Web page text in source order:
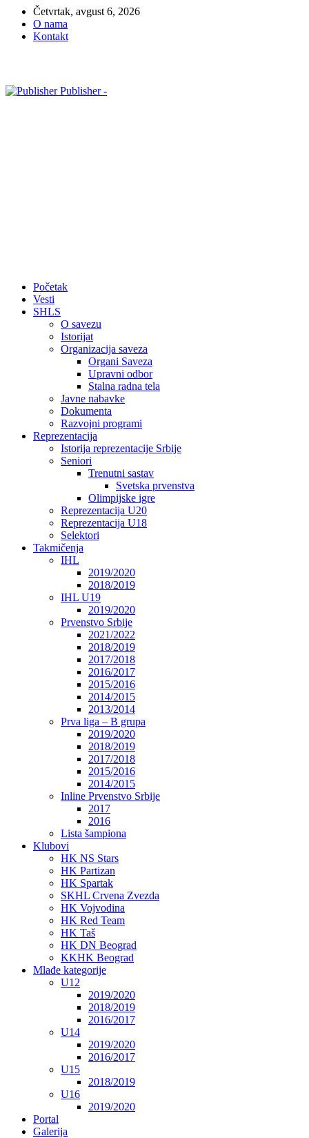
Četvrtak, avgust 6, 2026
O nama
Kontakt
Publisher -
Početak
Vesti
SHLS
O savezu
Istorijat
Organizacija saveza
Organi Saveza
Upravni odbor
Stalna radna tela
Javne nabavke
Dokumenta
Razvojni programi
Reprezentacija
Istorija reprezentacije Srbije
Seniori
Trenutni sastav
Svetska prvenstva
Olimpijske igre
Reprezentacija U20
Reprezentacija U18
Selektori
Takmičenja
IHL
2019/2020
2018/2019
IHL U19
2019/2020
Prvenstvo Srbije
2021/2022
2018/2019
2017/2018
2016/2017
2015/2016
2014/2015
2013/2014
Prva liga – B grupa
2019/2020
2018/2019
2017/2018
2015/2016
2014/2015
Inline Prvenstvo Srbije
2017
2016
Lista šampiona
Klubovi
HK NS Stars
HK Partizan
HK Spartak
SKHL Crvena Zvezda
HK Vojvodina
HK Red Team
HK Taš
HK DN Beograd
KKHK Beograd
Mlađe kategorije
U12
2019/2020
2018/2019
2016/2017
U14
2019/2020
2016/2017
U15
2018/2019
U16
2019/2020
Portal
Galerija